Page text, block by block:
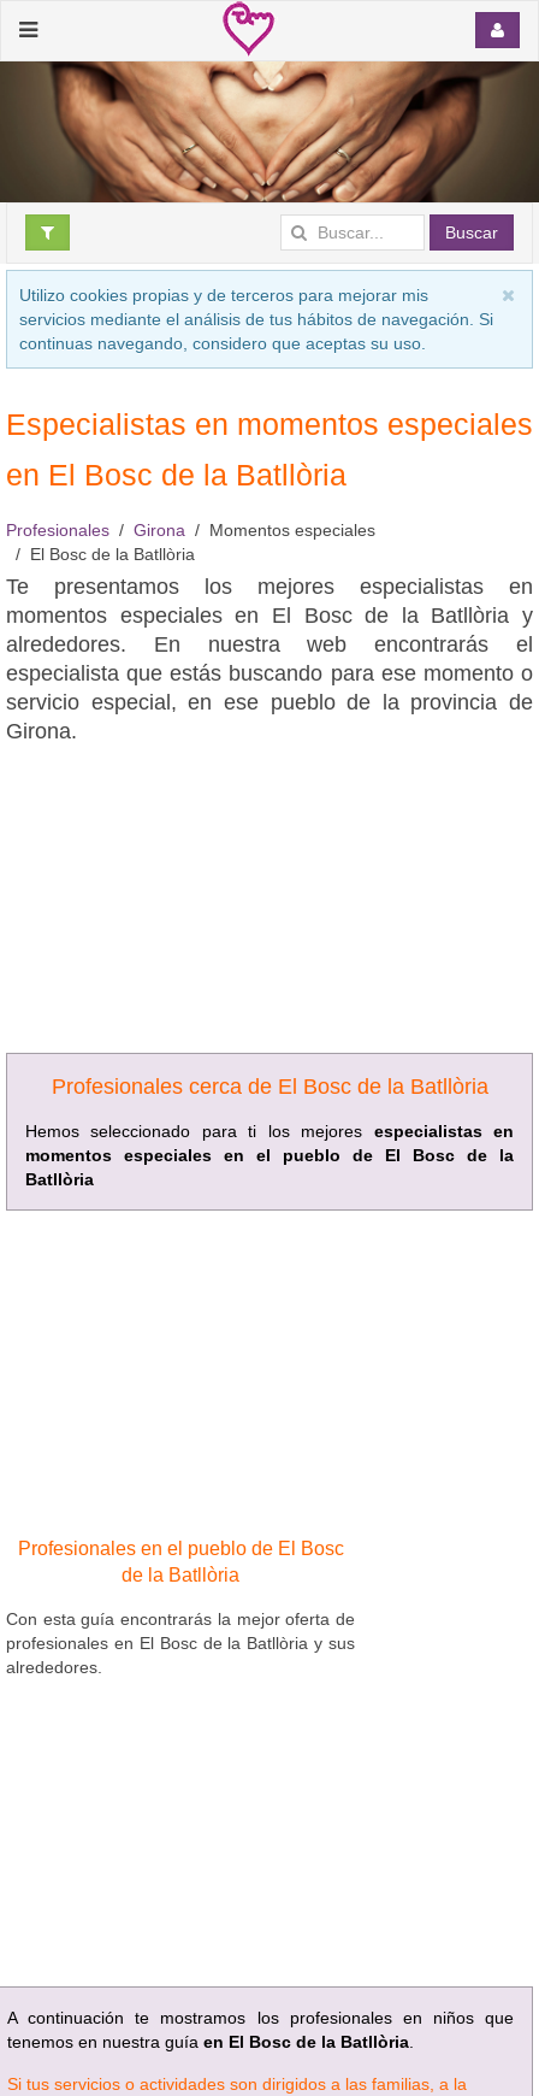
Buscar
Utilizo cookies propias y de terceros para mejorar mis
servicios mediante el análisis de tus hábitos de navegación. Si
continuas navegando, considero que aceptas su uso.
Especialistas en momentos especiales
en El Bosc de la Batllòria
Profesionales Girona
Momentos especiales
El Bosc de la Batllòria
Te presentamos los mejores especialistas en
momentos especiales en El Bosc de la Batllòria y
alrededores. En nuestra web encontrarás el
especialista que estás buscando para ese momento o
servicio especial, en ese pueblo de la provincia de
Girona.
Profesionales cerca de El Bosc de la Batllòria
Hemos seleccionado para ti los mejores especialistas en
momentos especiales en el pueblo de El Bosc de la
Batllòria
Profesionales en el pueblo de El Bosc
de la Batllòria
Con esta guía encontrarás la mejor oferta de
profesionales en El Bosc de la Batllòria y sus
alrededores.
A continuación te mostramos los profesionales en niños que
tenemos en nuestra guía en El Bosc de la Batllòria
Si tus servicios o actividades son dirigidos a las familias, a la